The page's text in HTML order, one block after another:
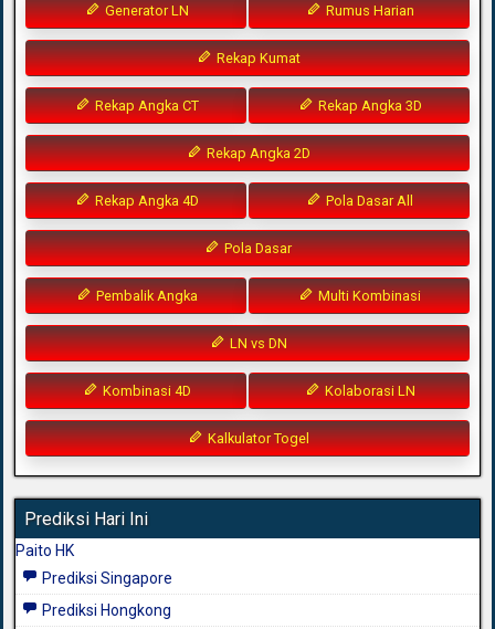
Generator LN Rumus Harian
Rekap Kumat
Rekap Angka CT Rekap Angka 3D
Rekap Angka 2D
Rekap Angka 4D Pola Dasar All
Pola Dasar
Pembalik Angka Multi Kombinasi
LN vs DN
Kombinasi 4D Kolaborasi LN
Kalkulator Togel
Prediksi Hari Ini
Paito HK
Prediksi Singapore
Prediksi Hongkong